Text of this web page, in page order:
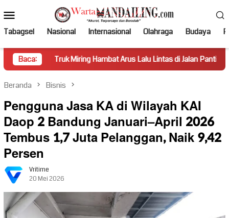
ke
kontenMobile
Tabagsel Nasional Internasional Olahraga Budaya
Baca:
Truk Miring Hambat Arus Lalu Lintas di Jalan Panti–Simpang Empat
Beranda Bisnis
Pengguna Jasa KA di Wilayah KAI
Daop 2 Bandung Januari–April 2026
Tembus 1,7 Juta Pelanggan, Naik 9,42
Persen
Vritime
20 Mei 2026